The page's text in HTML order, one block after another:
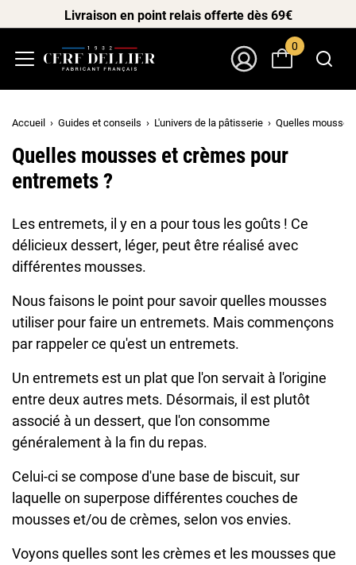
Livraison en point relais offerte dès 69€
0
Accueil Guides et conseils L'univers de la pâtisserie Quelles
Quelles mousses et crèmes pour
entremets ?
Les entremets, il y en a pour tous les goûts ! Ce
délicieux dessert, léger, peut être réalisé avec
différentes mousses.
Nous faisons le point pour savoir quelles mousses
utiliser pour faire un entremets. Mais commençons
par rappeler ce qu'est un entremets.
Un entremets est un plat que l'on servait à l'origine
entre deux autres mets. Désormais, il est plutôt
associé à un dessert, que l'on consomme
généralement à la fin du repas.
Celui-ci se compose d'une base de biscuit, sur
laquelle on superpose différentes couches de
mousses et/ou de crèmes, selon vos envies.
Voyons quelles sont les crèmes et les mousses que